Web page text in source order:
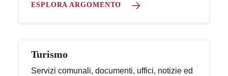
ESPLORA ARGOMENTO
Turismo
Servizi comunali, documenti, uffici, notizie ed